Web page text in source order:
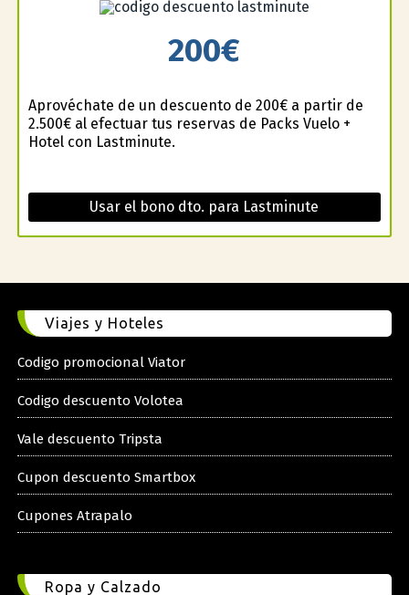
200€
Aprovéchate de un descuento de 200€ a partir de
2.500€ al efectuar tus reservas de Packs Vuelo +
Hotel con Lastminute.
Usar el bono dto. para Lastminute
Viajes y Hoteles
Codigo promocional Viator
Codigo descuento Volotea
Vale descuento Tripsta
Cupon descuento Smartbox
Cupones Atrapalo
Ropa y Calzado